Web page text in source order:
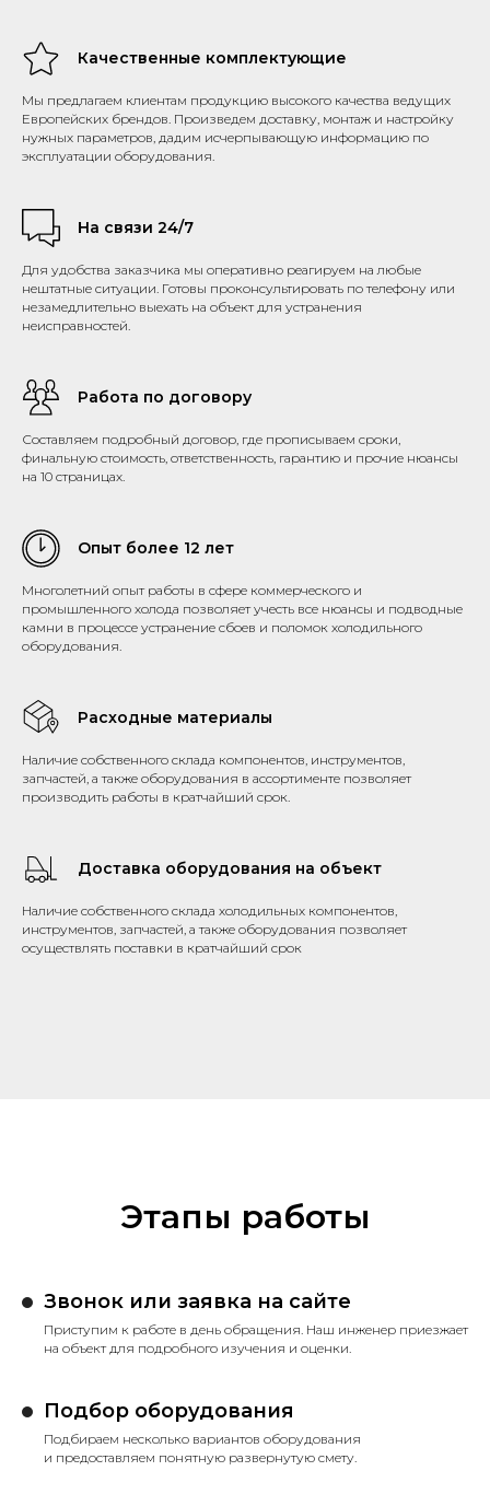
Качественные комплектующие
Мы предлагаем клиентам продукцию высокого качества ведущих
Европейских брендов. Произведем доставку, монтаж и настройку
нужных параметров, дадим исчерпывающую информацию по
эксплуатации оборудования.
На связи 24/7
Для удобства заказчика мы оперативно реагируем на любые
нештатные ситуации. Готовы проконсультировать по телефону или
незамедлительно выехать на объект для устранения
неисправностей.
Работа по договору
Составляем подробный договор, где прописываем сроки,
финальную стоимость, ответственность, гарантию и прочие нюансы
на 10 страницах.
Опыт более 12 лет
Многолетний опыт работы в сфере коммерческого и
промышленного холода позволяет учесть все нюансы и подводные
камни в процессе устранение сбоев и поломок холодильного
оборудования.
Расходные материалы
Наличие собственного склада компонентов, инструментов,
запчастей, а также оборудования в ассортименте позволяет
производить работы в кратчайший срок.
Доставка оборудования на объект
Наличие собственного склада холодильных компонентов,
инструментов, запчастей, а также оборудования позволяет
осуществлять поставки в кратчайший срок
Этапы работы
Звонок или заявка на сайте
Приступим к работе в день обращения. Наш инженер приезжает
на объект для подробного изучения и оценки.
Подбор оборудования
Подбираем несколько вариантов оборудования
и предоставляем понятную развернутую смету.